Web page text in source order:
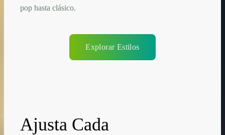
pop hasta clásico.
Explorar Estilos
Ajusta Cada